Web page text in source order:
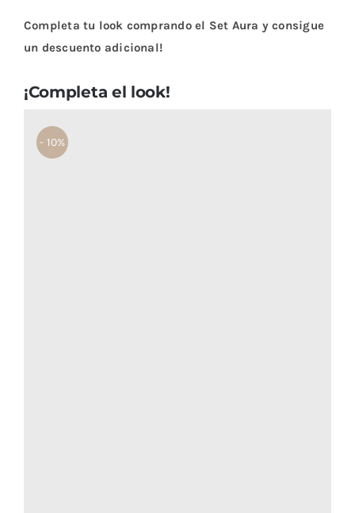
Completa tu look comprando el Set Aura y consigue
un descuento adicional!
¡Completa el look!
- 10%